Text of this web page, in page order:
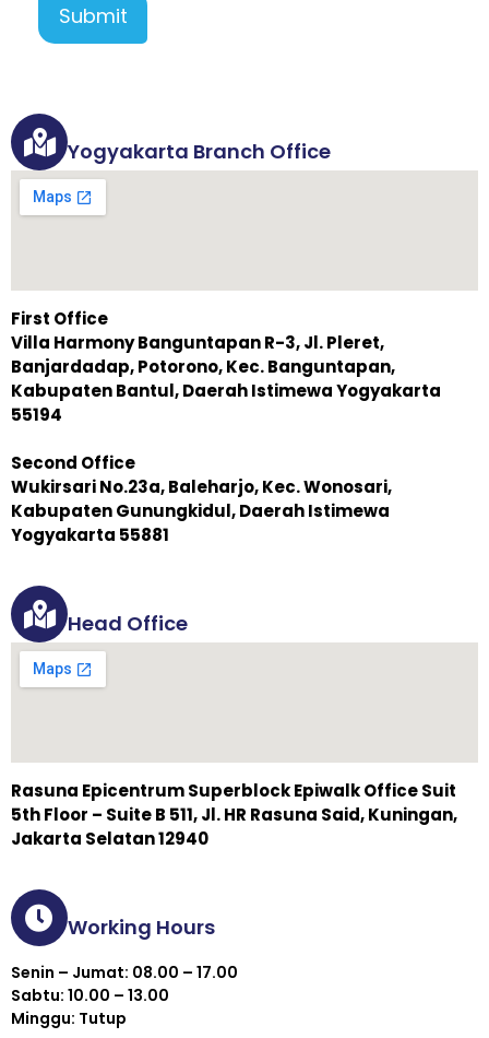
Submit
Yogyakarta Branch Office
First Office
Villa Harmony Banguntapan R-3, Jl. Pleret,
Banjardadap, Potorono, Kec. Banguntapan,
Kabupaten Bantul, Daerah Istimewa Yogyakarta
55194
Second Office
Wukirsari No.23a, Baleharjo, Kec. Wonosari,
Kabupaten Gunungkidul, Daerah Istimewa
Yogyakarta 55881
Head Office
Rasuna Epicentrum Superblock Epiwalk Office Suit
5th Floor – Suite B 511, Jl. HR Rasuna Said, Kuningan,
Jakarta Selatan 12940
Working Hours
Senin – Jumat: 08.00 – 17.00
Sabtu: 10.00 – 13.00
Minggu: Tutup